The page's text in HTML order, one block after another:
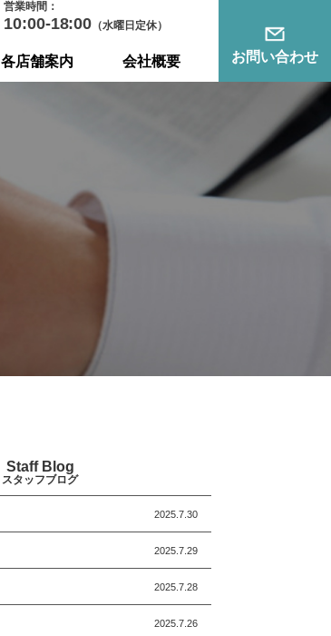
営業時間：
10:00-18:00 （水曜日定休）
各店舗案内 会社概要 お問い合わせ
Staff Blog
スタッフブログ
2025.7.30
2025.7.29
2025.7.28
2025.7.26